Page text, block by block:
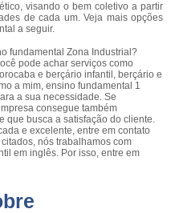
visando o bem coletivo a partir
de cada um. Veja mais opções
a seguir.
fundamental Zona Industrial?
pode achar serviços como
e berçário infantil, berçário e
a mim, ensino fundamental 1
a sua necessidade. Se
consegue também
que busca a satisfação do cliente.
e excelente, entre em contato
nós trabalhamos com
em inglês. Por isso, entre em